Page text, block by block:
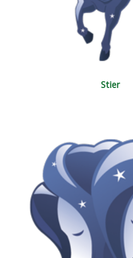
Stier